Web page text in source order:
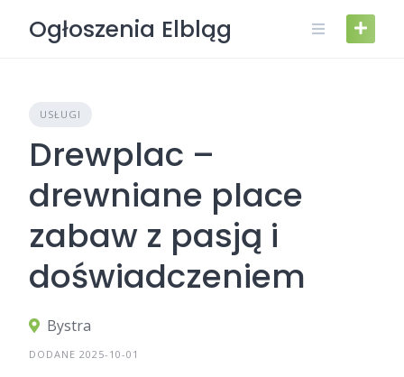
Ogłoszenia Elbląg
USŁUGI
Drewplac –
drewniane place
zabaw z pasją i
doświadczeniem
Bystra
DODANE 2025-10-01